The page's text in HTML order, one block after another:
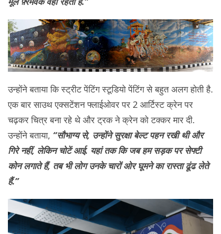
उन्होंने बताया कि स्ट्रीट पेंटिंग स्टूडियो पेंटिंग से बहुत अलग होती है.
एक बार साउथ एक्सटेंशन फ्लाईओवर पर 2 आर्टिस्ट क्रेन पर
चढ़कर चित्र बना रहे थे और ट्रक ने क्रेन को टक्कर मार दी.
उन्होंने बताया, “सौभाग्य से, उन्होंने सुरक्षा बेल्ट पहन रखी थी और
गिरे नहीं, लेकिन चोटें आई. यहां तक कि जब हम सड़क पर सेफ्टी
कोन लगाते हैं, तब भी लोग उनके चारों ओर घूमने का रास्ता ढूंढ लेते
हैं.”